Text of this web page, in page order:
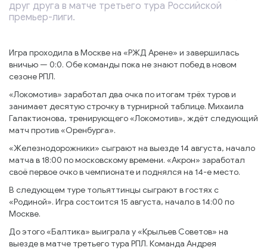
друг друга в матче третьего тура Российской
премьер-лиги.
Игра проходила в Москве на «РЖД Арене» и завершилась
вничью — 0:0. Обе команды пока не знают побед в новом
сезоне РПЛ.
«Локомотив» заработал два очка по итогам трёх туров и
занимает десятую строчку в турнирной таблице. Михаила
Галактионова, тренирующего «Локомотив», ждёт следующий
матч против «Оренбурга».
«Железнодорожники» сыграют на выезде 14 августа, начало
матча в 18:00 по московскому времени. «Акрон» заработал
своё первое очко в чемпионате и поднялся на 14-е место.
В следующем туре тольяттинцы сыграют в гостях с
«Родиной». Игра состоится 15 августа, начало в 14:00 по
Москве.
До этого «Балтика» выиграла у «Крыльев Советов» на
выезде в матче третьего тура РПЛ. Команда Андрея